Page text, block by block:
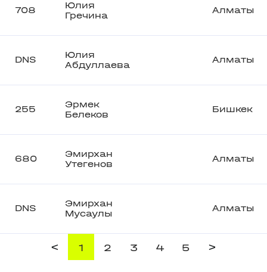
708
Юлия
Гречина
Алматы
DNS
Юлия
Абдуллаева
Алматы
255
Эрмек
Белеков
Бишкек
680
Эмирхан
Утегенов
Алматы
DNS
Эмирхан
Мусаулы
Алматы
< 1 2 3 4 5 >